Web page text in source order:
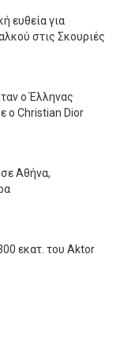
ευθεία για
στις Σκουριές
ο Έλληνας
ο Christian Dior
Αθήνα,
εκατ. του Aktor